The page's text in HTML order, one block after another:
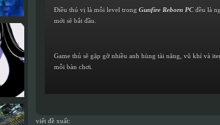
Điều thú vị là mỗi level trong Gunfire Reborn PC đều là
mới sẽ bắt đầu.
Game thủ sẽ gặp gỡ nhiều anh hùng tài năng, vũ khí và
mỗi bàn chơi.
viết đề xuất: